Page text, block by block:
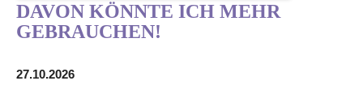
DAVON KÖNNTE ICH MEHR
GEBRAUCHEN!
27.10.2026